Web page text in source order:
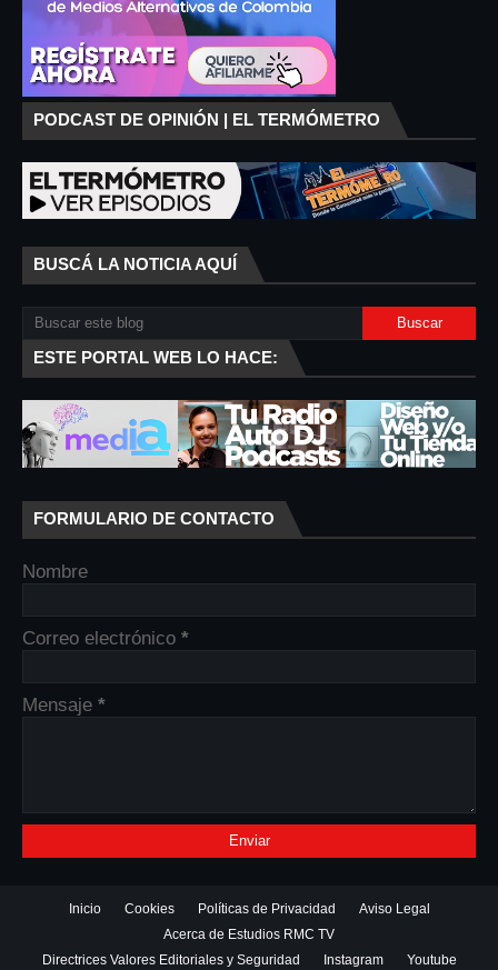
PODCAST DE OPINIÓN | EL TERMÓMETRO
BUSCÁ LA NOTICIA AQUÍ
ESTE PORTAL WEB LO HACE:
FORMULARIO DE CONTACTO
Nombre
Correo electrónico *
Mensaje *
Inicio Cookies Políticas de Privacidad
Aviso Legal
Acerca de Estudios RMC TV
Directrices Valores Editoriales y Seguridad
Instagram Youtube